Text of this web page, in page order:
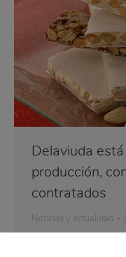
Delaviuda
producción,
contratados
Noticias y actualidad